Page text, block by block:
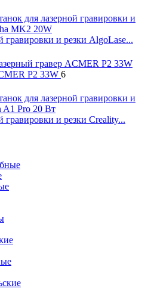
гравировки и резки AlgoLase...
P2 33W 6
гравировки и резки Creality...